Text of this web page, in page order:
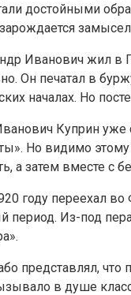
достойными
Иванович жил в
Он печатал в
началах. Но
Куприн
Но видимо этому
а затем вместе с
году переехал
Из-под
представлял,
в душе